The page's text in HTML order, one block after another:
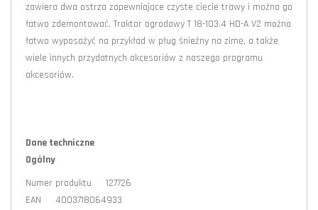
zawiera dwa ostrza zapewniające czyste cięcie trawy i można go
łatwo zdemontować. Traktor ogrodowy T 18-103.4 HD-A V2 można
łatwo wyposażyć na przykład w pług śnieżny na zimę, a także
wiele innych przydatnych akcesoriów z naszego programu
akcesoriów.
Dane techniczne
Ogólny
Numer produktu 127726
EAN 4003718064933